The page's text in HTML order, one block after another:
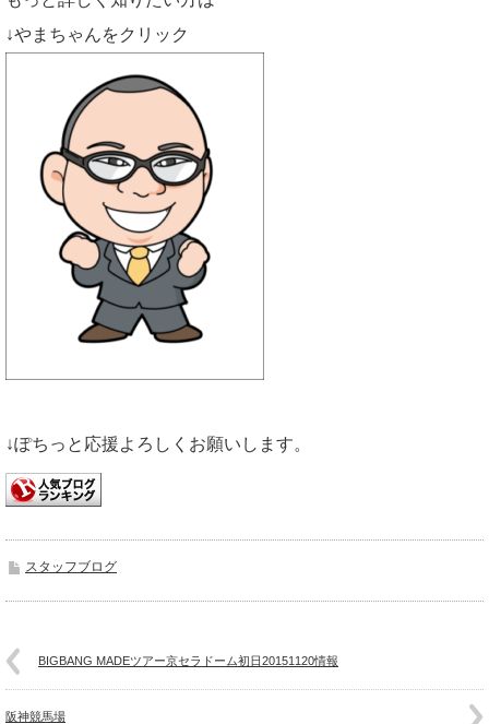
↓やまちゃんをクリック
↓ぽちっと応援よろしくお願いします。
スタッフブログ
BIGBANG MADEツアー京セラドーム初日20151120情報
阪神競馬場